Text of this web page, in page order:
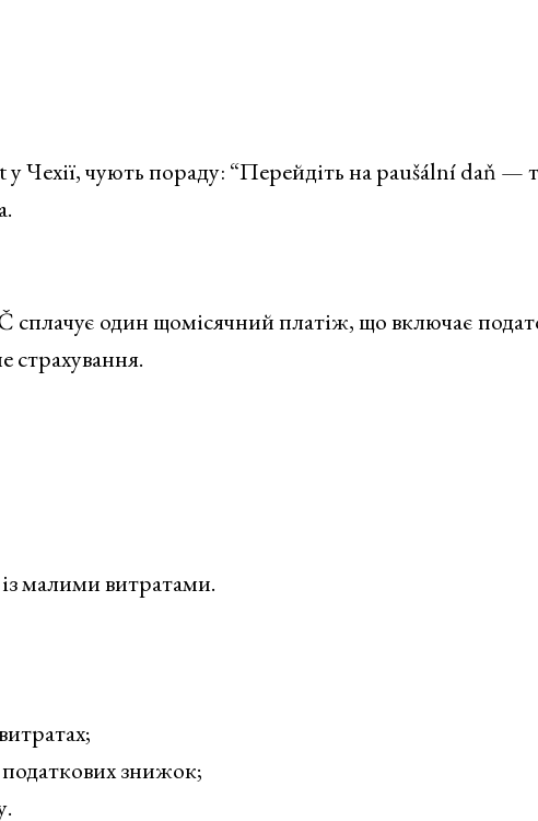
у Чехії, чують пораду: “Перейдіть на paušální daň —
один щомісячний платіж, що включає
страхування.
малими витратами.
знижок;